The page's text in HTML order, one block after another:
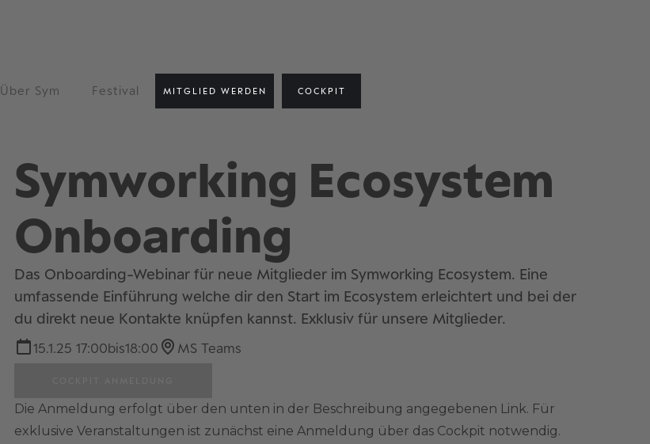
Über Sym Festival MITGLIED WERDEN COCKPIT
Symworking Ecosystem
Onboarding
Das Onboarding-Webinar für neue Mitglieder im Symworking Ecosystem. Eine
umfassende Einführung welche dir den Start im Ecosystem erleichtert und bei der
du direkt neue Kontakte knüpfen kannst. Exklusiv für unsere Mitglieder.
15.1.25 17:00bis18:00 MS Teams
Die Anmeldung erfolgt über den unten in der Beschreibung angegebenen Link. Für
exklusive Veranstaltungen ist zunächst eine Anmeldung über das Cockpit notwendig.